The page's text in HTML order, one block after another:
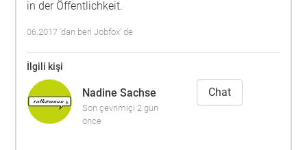
in der Öffentlichkeit.
06.2017 'dan beri Jobfox' de
İlgili kişi
Nadine Sachse
Son çevrimiçi 2 gün
önce
Chat